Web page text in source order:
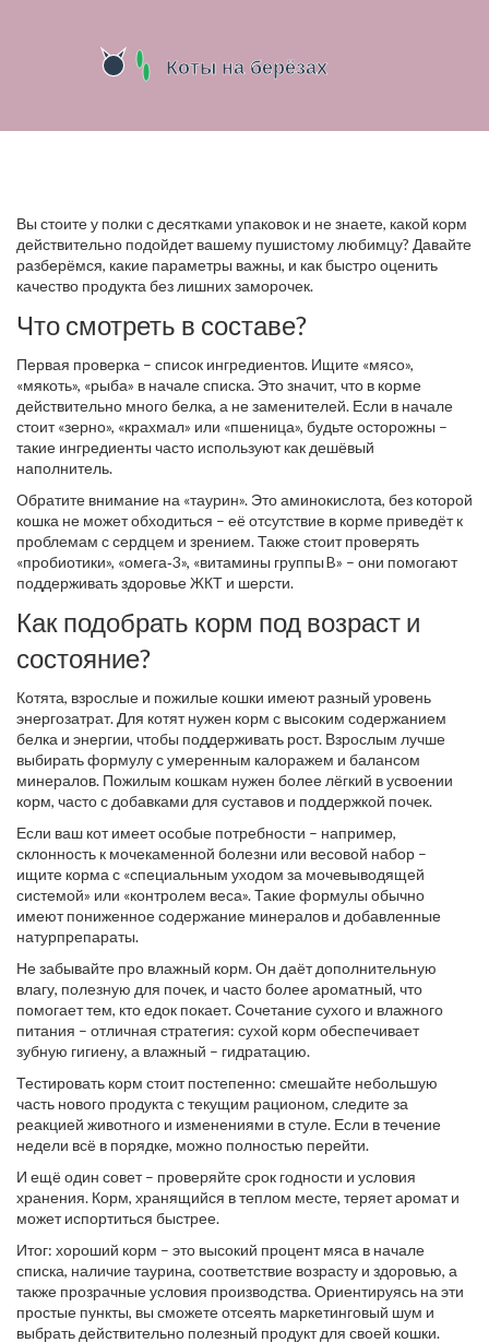
Вы стоите у полки с десятками упаковок и не знаете, какой корм
действительно подойдет вашему пушистому любимцу? Давайте
разберёмся, какие параметры важны, и как быстро оценить
качество продукта без лишних заморочек.
Что смотреть в составе?
Первая проверка – список ингредиентов. Ищите «мясо»,
«мякоть», «рыба» в начале списка. Это значит, что в корме
действительно много белка, а не заменителей. Если в начале
стоит «зерно», «крахмал» или «пшеница», будьте осторожны –
такие ингредиенты часто используют как дешёвый
наполнитель.
Обратите внимание на «таурин». Это аминокислота, без которой
кошка не может обходиться – её отсутствие в корме приведёт к
проблемам с сердцем и зрением. Также стоит проверять
«пробиотики», «омега‑3», «витамины группы B» – они помогают
поддерживать здоровье ЖКТ и шерсти.
Как подобрать корм под возраст и
состояние?
Котята, взрослые и пожилые кошки имеют разный уровень
энергозатрат. Для котят нужен корм с высоким содержанием
белка и энергии, чтобы поддерживать рост. Взрослым лучше
выбирать формулу с умеренным калоражем и балансом
минералов. Пожилым кошкам нужен более лёгкий в усвоении
корм, часто с добавками для суставов и поддержкой почек.
Если ваш кот имеет особые потребности – например,
склонность к мочекаменной болезни или весовой набор –
ищите корма с «специальным уходом за мочевыводящей
системой» или «контролем веса». Такие формулы обычно
имеют пониженное содержание минералов и добавленные
натурпрепараты.
Не забывайте про влажный корм. Он даёт дополнительную
влагу, полезную для почек, и часто более ароматный, что
помогает тем, кто едок покает. Сочетание сухого и влажного
питания – отличная стратегия: сухой корм обеспечивает
зубную гигиену, а влажный – гидратацию.
Тестировать корм стоит постепенно: смешайте небольшую
часть нового продукта с текущим рационом, следите за
реакцией животного и изменениями в стуле. Если в течение
недели всё в порядке, можно полностью перейти.
И ещё один совет – проверяйте срок годности и условия
хранения. Корм, хранящийся в теплом месте, теряет аромат и
может испортиться быстрее.
Итог: хороший корм – это высокий процент мяса в начале
списка, наличие таурина, соответствие возрасту и здоровью, а
также прозрачные условия производства. Ориентируясь на эти
простые пункты, вы сможете отсеять маркетинговый шум и
выбрать действительно полезный продукт для своей кошки.